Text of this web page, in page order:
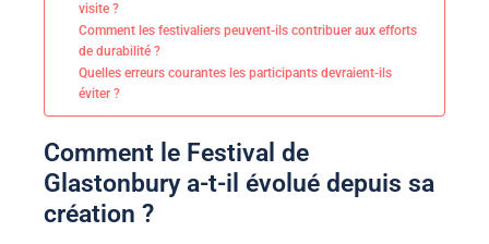
visite ?
Comment les festivaliers peuvent-ils contribuer aux efforts
de durabilité ?
Quelles erreurs courantes les participants devraient-ils
éviter ?
Comment le Festival de
Glastonbury a-t-il évolué depuis sa
création ?